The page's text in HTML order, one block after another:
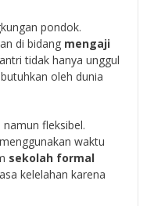
pondok.
di bidang mengaji
tidak hanya unggul
oleh dunia
fleksibel.
waktu
sekolah formal
kelelahan karena